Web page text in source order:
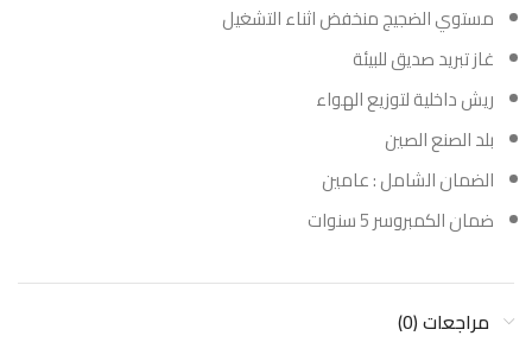
مستوي الضجيج منخفض اثناء التشغيل
غاز تبريد صديق للبيئة
ريش داخلية لتوزيع الهواء
بلد الصنع الصين
الضمان الشامل : عامين
ضمان الكمبروسر 5 سنوات
مراجعات (0)